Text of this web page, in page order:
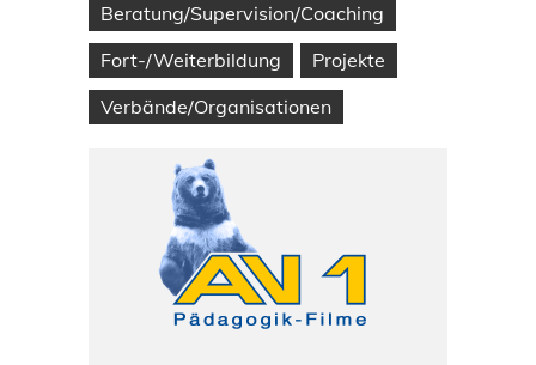
Beratung/Supervision/Coaching
Fort-/Weiterbildung
Projekte
Verbände/Organisationen